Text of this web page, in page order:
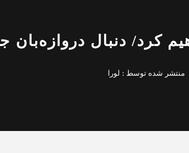
کرد/ دنبال دروازه‌بان
منتشر شده توسط : لورا